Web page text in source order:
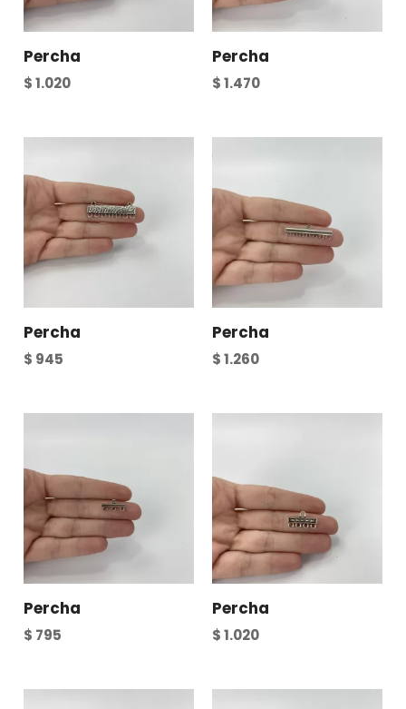
Percha
$1.020
Percha
$1.470
Percha
$ 945
Percha
$1.260
Percha
$ 795
Percha
$1.020